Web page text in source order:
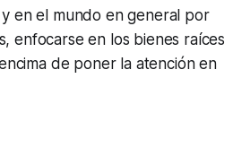
en el mundo en general por
enfocarse en los bienes raíces
de poner la atención en